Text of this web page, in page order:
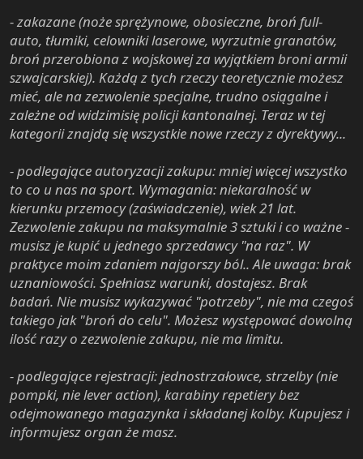
- zakazane (noże sprężynowe, obosieczne, broń full-
auto, tłumiki, celowniki laserowe, wyrzutnie granatów,
broń przerobiona z wojskowej za wyjątkiem broni armii
szwajcarskiej). Każdą z tych rzeczy teoretycznie możesz
mieć, ale na zezwolenie specjalne, trudno osiągalne i
zależne od widzimisię policji kantonalnej. Teraz w tej
kategorii znajdą się wszystkie nowe rzeczy z dyrektywy...
- podlegające autoryzacji zakupu: mniej więcej wszystko
to co u nas na sport. Wymagania: niekaralność w
kierunku przemocy (zaświadczenie), wiek 21 lat.
Zezwolenie zakupu na maksymalnie 3 sztuki i co ważne -
musisz je kupić u jednego sprzedawcy "na raz". W
praktyce moim zdaniem najgorszy ból.. Ale uwaga: brak
uznaniowości. Spełniasz warunki, dostajesz. Brak
badań. Nie musisz wykazywać "potrzeby", nie ma czegoś
takiego jak "broń do celu". Możesz występować dowolną
ilość razy o zezwolenie zakupu, nie ma limitu.
- podlegające rejestracji: jednostrzałowce, strzelby (nie
pompki, nie lever action), karabiny repetiery bez
odejmowanego magazynka i składanej kolby. Kupujesz i
informujesz organ że masz.